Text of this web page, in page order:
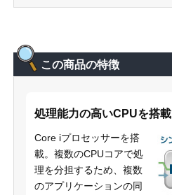
この商品の特徴
処理能力の高いCPUを搭載
Core iプロセッサーを搭
載。複数のCPUコアで処
理を分担するため、複数
のアプリケーションの同